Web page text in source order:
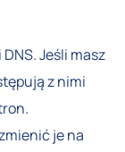
Jeśli masz
z nimi
je na